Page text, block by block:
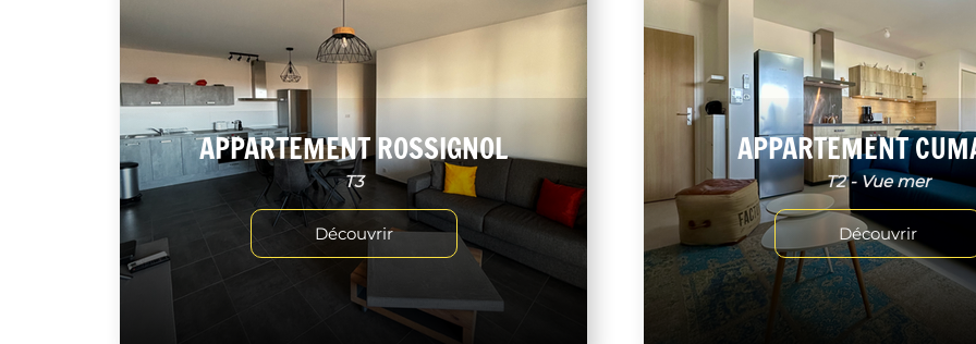
APPARTEMENT ROSSIGNOL
T3
Découvrir
APPARTEMENT
T2 - Vue mer
Découvrir